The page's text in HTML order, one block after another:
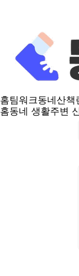
홈팀워크동네산책
홈동네 생활주변